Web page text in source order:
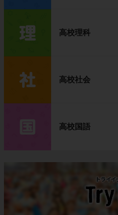
高校理科
高校社会
高校国語